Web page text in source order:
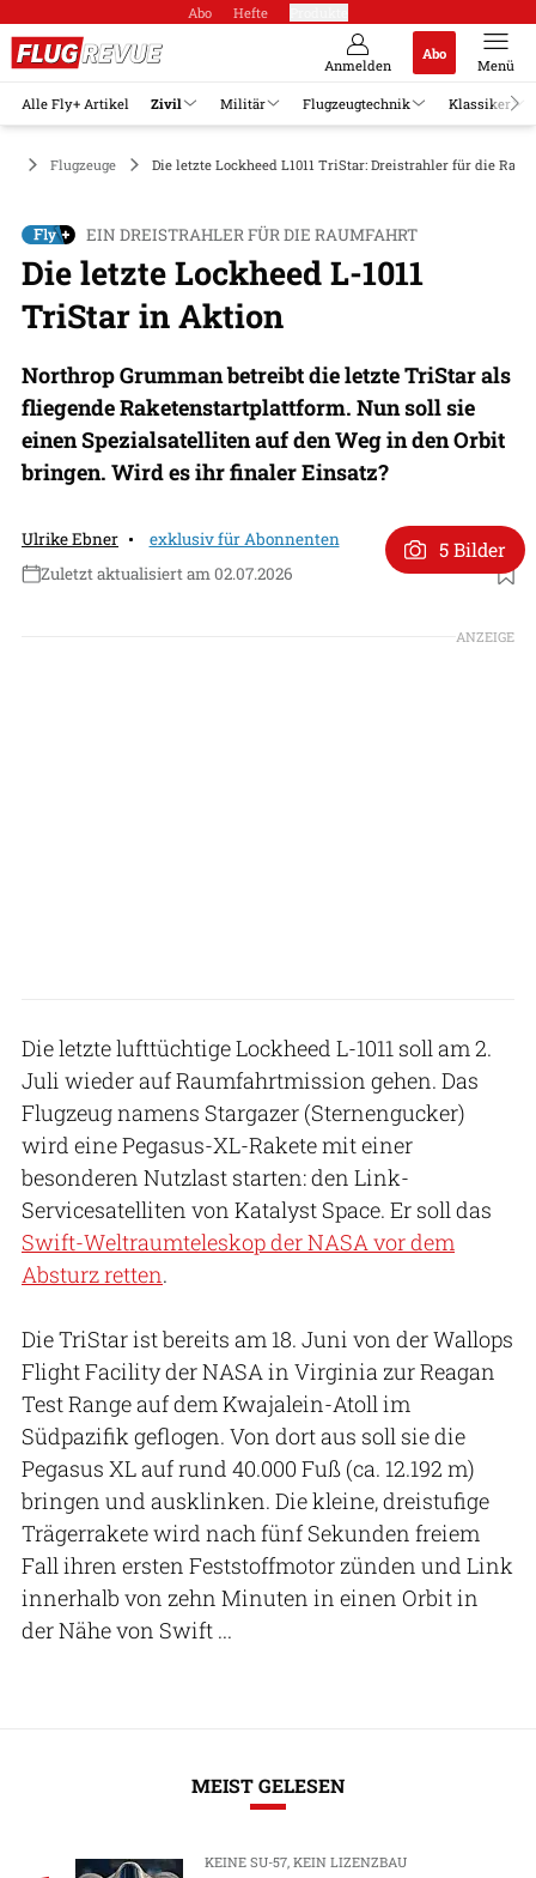
Abo Hefte
Anmelden
Abo
Menü
Alle Fly+ Artikel Zivil Militär Flugzeugtechnik Klassiker
Flugzeuge Die letzte Lockheed L1011 TriStar: Dreistrahler für die
EIN DREISTRAHLER FÜR DIE RAUMFAHRT
Die letzte Lockheed L-1011
TriStar in Aktion
Northrop Grumman betreibt die letzte TriStar als
fliegende Raketenstartplattform. Nun soll sie
einen Spezialsatelliten auf den Weg in den Orbit
bringen. Wird es ihr finaler Einsatz?
Ulrike Ebner
exklusiv für Abonnenten
Zuletzt aktualisiert am 02.07.2026
Foto: NASA/Jeanette Kazmierczak
5 Bilder
ANZEIGE
Die letzte lufttüchtige Lockheed L-1011 soll am 2.
Juli wieder auf Raumfahrtmission gehen. Das
Flugzeug namens Stargazer (Sternengucker)
wird eine Pegasus-XL-Rakete mit einer
besonderen Nutzlast starten: den Link-
Servicesatelliten von Katalyst Space. Er soll das
Swift-Weltraumteleskop der NASA vor dem
Absturz retten.
Die TriStar ist bereits am 18. Juni von der Wallops
Flight Facility der NASA in Virginia zur Reagan
Test Range auf dem Kwajalein-Atoll im
Südpazifik geflogen. Von dort aus soll sie die
Pegasus XL auf rund 40.000 Fuß (ca. 12.192 m)
bringen und ausklinken. Die kleine, dreistufige
Trägerrakete wird nach fünf Sekunden freiem
Fall ihren ersten Feststoffmotor zünden und Link
innerhalb von zehn Minuten in einen Orbit in
der Nähe von Swift ...
MEIST GELESEN
KEINE SU-57, KEIN LIZENZBAU